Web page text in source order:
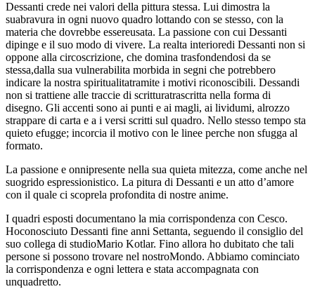
Dessanti crede nei valori della pittura stessa. Lui dimostra la
suabravura in ogni nuovo quadro lottando con se stesso, con la
materia che dovrebbe essereusata. La passione con cui Dessanti
dipinge e il suo modo di vivere. La realta interioredi Dessanti non si
oppone alla circoscrizione, che domina trasfondendosi da se
stessa,dalla sua vulnerabilita morbida in segni che potrebbero
indicare la nostra spiritualitatramite i motivi riconoscibili. Dessandi
non si trattiene alle traccie di scritturatrascritta nella forma di
disegno. Gli accenti sono ai punti e ai magli, ai lividumi, alrozzo
strappare di carta e a i versi scritti sul quadro. Nello stesso tempo sta
quieto efugge; incorcia il motivo con le linee perche non sfugga al
formato.
La passione e onnipresente nella sua quieta mitezza, come anche nel
suogrido espressionistico. La pitura di Dessanti e un atto d’amore
con il quale ci scoprela profondita di nostre anime.
I quadri esposti documentano la mia corrispondenza con Cesco.
Hoconosciuto Dessanti fine anni Settanta, seguendo il consiglio del
suo collega di studioMario Kotlar. Fino allora ho dubitato che tali
persone si possono trovare nel nostroMondo. Abbiamo cominciato
la corrispondenza e ogni lettera e stata accompagnata con
unquadretto.